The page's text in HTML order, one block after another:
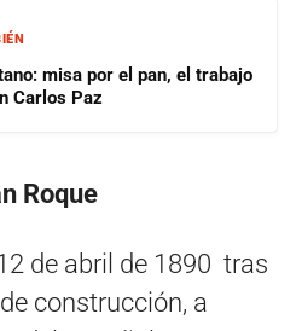
misa por el pan, el trabajo
Carlos Paz
Roque
de abril de 1890 tras
construcción, a